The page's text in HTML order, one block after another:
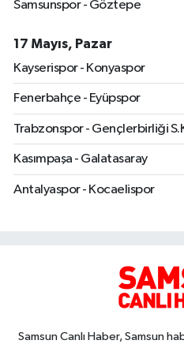
Samsunspor - Göztepe
17 Mayıs, Pazar
Kayserispor - Konyaspor
Fenerbahçe - Eyüpspor
Trabzonspor - Gençlerbirliği
Kasımpaşa - Galatasaray
Antalyaspor - Kocaelispor
Samsun Canlı Haber, Samsun